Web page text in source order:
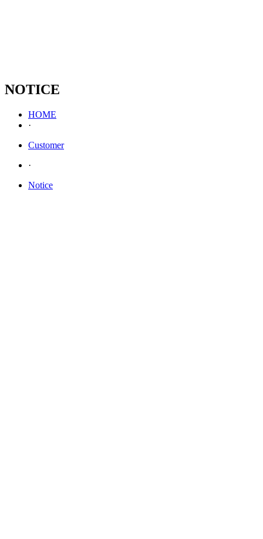
NOTICE
HOME
·
Customer
·
Notice